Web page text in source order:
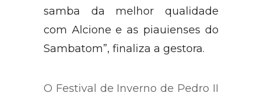
samba da melhor qualidade
com Alcione e as piauienses do
Sambatom”, finaliza a gestora.
O Festival de Inverno de Pedro II